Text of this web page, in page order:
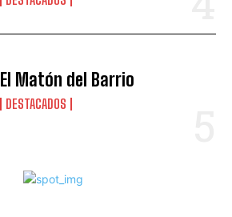
El Matón del Barrio
DESTACADOS